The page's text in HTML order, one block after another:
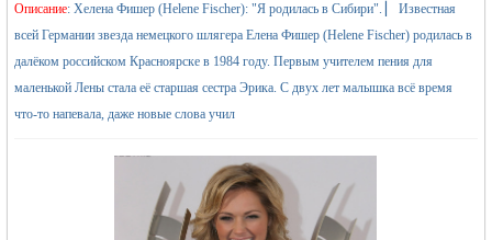
Описание: Хелена Фишер (Helene Fischer): "Я родилась в Сибири". ▏ Известная
всей Германии звезда немецкого шлягера Елена Фишер (Helene Fischer) родилась в
далёком российском Красноярске в 1984 году. Первым учителем пения для
маленькой Лены стала её старшая сестра Эрика. С двух лет малышка всё время
что-то напевала, даже новые слова учил